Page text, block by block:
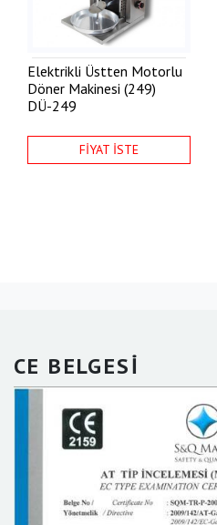
Elektrikli Üstten Motorlu
Döner Makinesi (249)
DÜ-249
FİYAT İSTE
CE BELGESİ